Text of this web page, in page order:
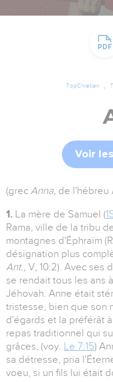
TopChrétien
Voir
(grec Anna, de l'hébreu
1. La mère de Samuel (
Rama, ville de la tribu
montagnes d'Éphraïm
désignation plus
Ant., V, 10:2). Avec ses
se rendait tous les ans
Jéhovah. Anne était
tristesse, bien que son
d'égards et la préférât
repas traditionnel qui
grâces, (voy. Le 7:15)
sa détresse, pria
voeu, si un fils lui était